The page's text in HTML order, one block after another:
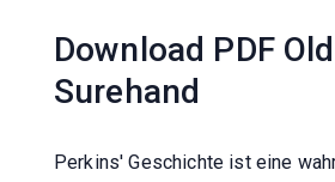
Download PDF Old
Surehand
Perkins' Geschichte ist eine